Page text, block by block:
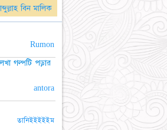
বিন মালিক
Rumon
গল্পটি পড়ার
antora
তানিইইইইইম